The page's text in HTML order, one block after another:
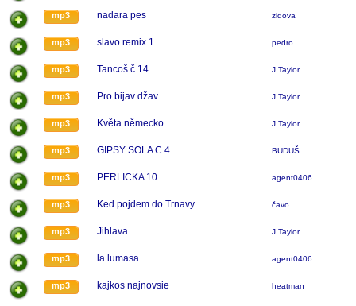
mp3 nadara pes zidova
mp3 slavo remix 1 pedro
mp3 Tancoš č.14 J.Taylor
mp3 Pro bijav džav J.Taylor
mp3 Květa německo J.Taylor
mp3 GIPSY SOLA Č 4 BUDUŠ
mp3 PERLICKA 10 agent0406
mp3 Ked pojdem do Trnavy čavo
mp3 Jihlava J.Taylor
mp3 la lumasa agent0406
mp3 kajkos najnovsie heatman